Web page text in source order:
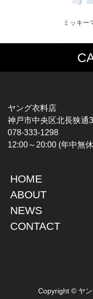
MUSIC TEE
HARDCORE / PUNK
PROGLESSIVE ROCK
POPS
SOUL / R&B
TOPS
L / S SHIRT
S / S SHIRT
HAWAIIAN SHIRT
ヤング衣料店
神戸市中央区北長狭通
078-333-1298
12:00～20:00 (年中無
HOME
ABOUT
NEWS
CONTACT
Copyright © ヤ